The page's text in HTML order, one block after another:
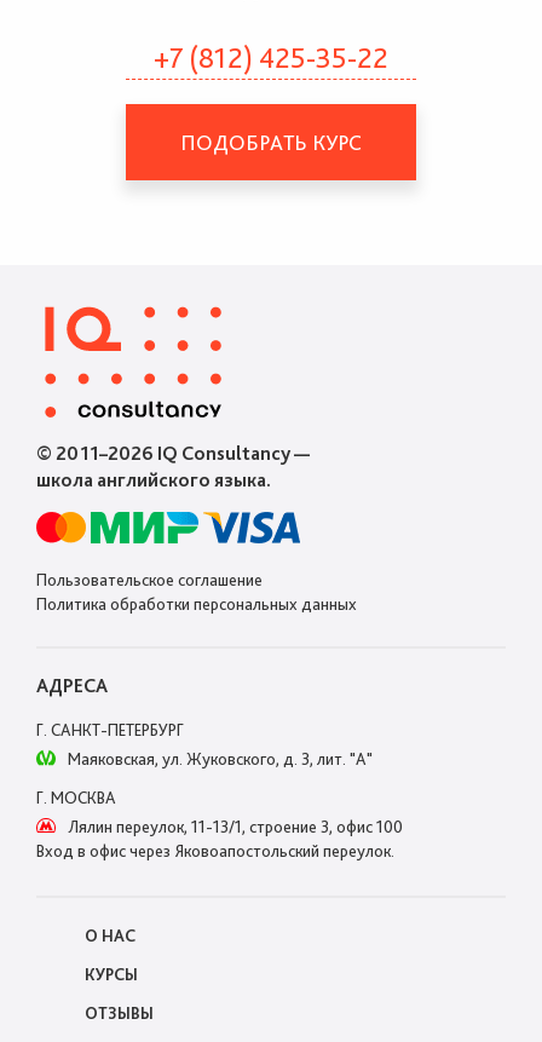
+7 (812) 425-35-22
ПОДОБРАТЬ КУРС
© 2011–2026 IQ Consultancy —
школа английского языка.
Пользовательское соглашение
Политика обработки персональных данных
АДРЕСА
Г. САНКТ-ПЕТЕРБУРГ
Маяковская, ул. Жуковского, д. 3, лит. "А"
Г. МОСКВА
Лялин переулок, 11-13/1, строение 3, офис 100
Вход в офис через Яковоапостольский переулок.
О НАС
КУРСЫ
ОТЗЫВЫ